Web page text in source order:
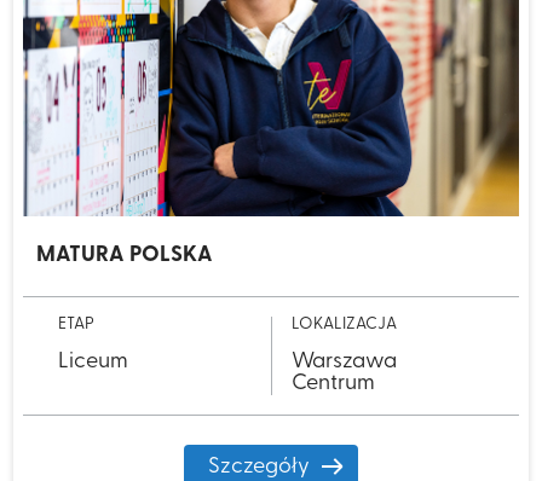
MATURA POLSKA
ETAP
Liceum
LOKALIZACJA
Warszawa
Centrum
Szczegóły